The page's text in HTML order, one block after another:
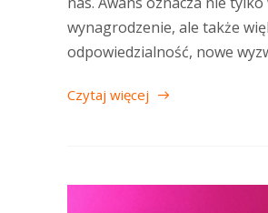
wynagrodzenie, ale także
odpowiedzialność, nowe
Czytaj więcej